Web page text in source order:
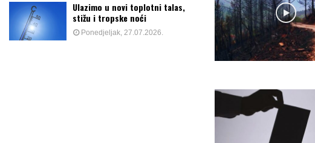
Ulazimo u novi toplotni talas,
stižu i tropske noći
Ponedjeljak, 27.07.2026.